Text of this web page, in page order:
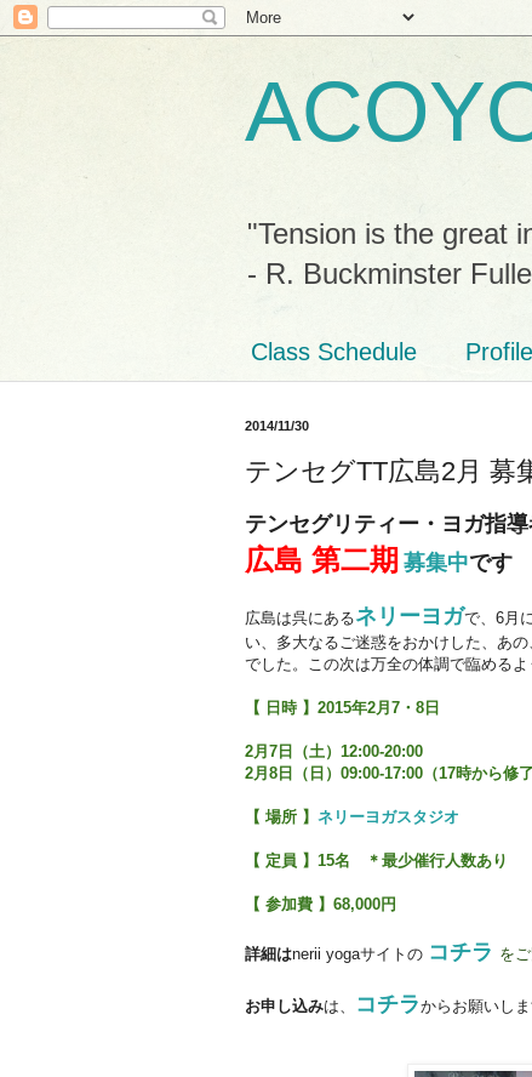
"Tension is the great
- R. Buckminster
Class Schedule Profile
2014/11/30
テンセグTT広島2月 募
テンセグリティー・ヨガ指
広島 第二期 募集中です
広島は呉にあるネリーヨガで、6 月
い、多大なるご迷惑をおかけした、あ
でした。この次は万全の体調で臨めるよ
【 日時 】2015年2月7・8日
2月7日（土）12:00-20:00
2月8日（日）09:00-17:00（17時から修了
【 場所 】 ネリーヨガスタジオ
【 定員 】15名 ＊最少催行人数あり
【 参加費 】68,000円
詳細はnerii yogaサイトの コチラ を
お申し込みは、 コチラからお願いしま